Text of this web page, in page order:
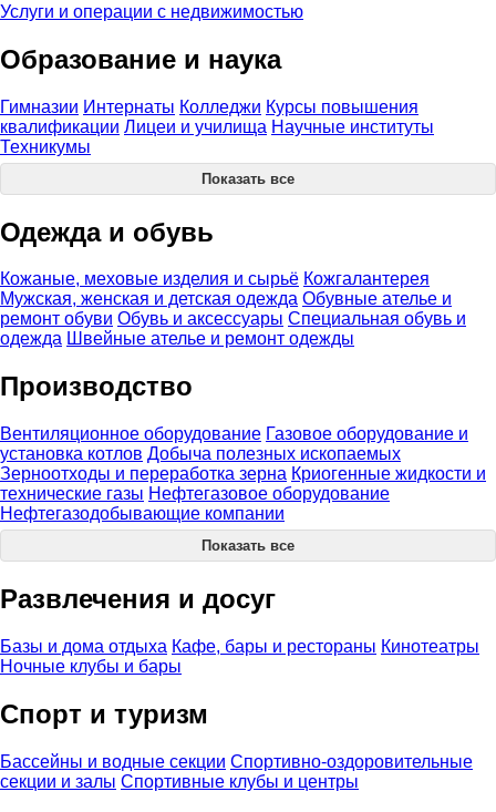
Услуги и операции с недвижимостью
Образование и наука
Гимназии Интернаты Колледжи Курсы повышения
квалификации Лицеи и училища Научные институты
Техникумы
Показать все
Одежда и обувь
Кожаные, меховые изделия и сырьё Кожгалантерея
Мужская, женская и детская одежда Обувные ателье и
ремонт обуви Обувь и аксессуары Специальная обувь и
одежда Швейные ателье и ремонт одежды
Производство
Вентиляционное оборудование Газовое оборудование и
установка котлов Добыча полезных ископаемых
Зерноотходы и переработка зерна Криогенные жидкости и
технические газы Нефтегазовое оборудование
Нефтегазодобывающие компании
Показать все
Развлечения и досуг
Базы и дома отдыха Кафе, бары и рестораны Кинотеатры
Ночные клубы и бары
Спорт и туризм
Бассейны и водные секции Спортивно-оздоровительные
секции и залы Спортивные клубы и центры